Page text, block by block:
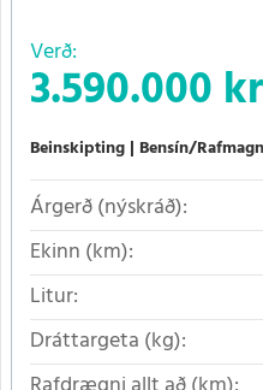
Verð:
3.590.000
Beinskipting Bensín/Rafmagn
Árgerð (nýskráð):
Ekinn (km):
Litur:
Dráttargeta (kg):